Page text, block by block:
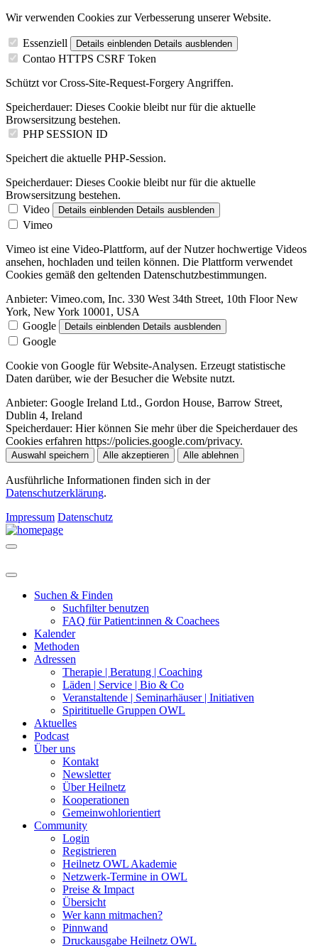
Wir verwenden Cookies zur Verbesserung unserer Website.
Essenziell Details einblenden Details ausblenden
Contao HTTPS CSRF Token
Schützt vor Cross-Site-Request-Forgery Angriffen.
Speicherdauer: Dieses Cookie bleibt nur für die aktuelle
Browsersitzung bestehen.
PHP SESSION ID
Speichert die aktuelle PHP-Session.
Speicherdauer: Dieses Cookie bleibt nur für die aktuelle
Browsersitzung bestehen.
Video
Details einblenden Details ausblenden
Vimeo
Vimeo ist eine Video-Plattform, auf der Nutzer hochwertige Videos
ansehen, hochladen und teilen können. Die Plattform verwendet
Cookies gemäß den geltenden Datenschutzbestimmungen.
Anbieter: Vimeo.com, Inc. 330 West 34th Street, 10th Floor New
York, New York 10001, USA
Google
Details einblenden Details ausblenden
Google
Cookie von Google für Website-Analysen. Erzeugt statistische
Daten darüber, wie der Besucher die Website nutzt.
Anbieter: Google Ireland Ltd., Gordon House, Barrow Street,
Dublin 4, Ireland
Speicherdauer: Hier können Sie mehr über die Speicherdauer des
Cookies erfahren https://policies.google.com/privacy.
Auswahl speichern Alle akzeptieren Alle ablehnen
Ausführliche Informationen finden sich in der
Datenschutzerklärung.
Impressum Datenschutz
Suchen & Finden
Suchfilter benutzen
FAQ für Patient:innen & Coachees
Kalender
Methoden
Adressen
Therapie | Beratung | Coaching
Läden | Service | Bio & Co
Veranstaltende | Seminarhäuser | Initiativen
Spiritituelle Gruppen OWL
Aktuelles
Podcast
Über uns
Kontakt
Newsletter
Über Heilnetz
Kooperationen
Gemeinwohlorientiert
Community
Login
Registrieren
Heilnetz OWL Akademie
Netzwerk-Termine in OWL
Preise & Impact
Übersicht
Wer kann mitmachen?
Pinnwand
Druckausgabe Heilnetz OWL